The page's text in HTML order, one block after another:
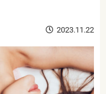
2023.11.22